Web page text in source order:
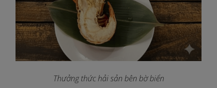
Thưởng thức hải sản bên bờ biển